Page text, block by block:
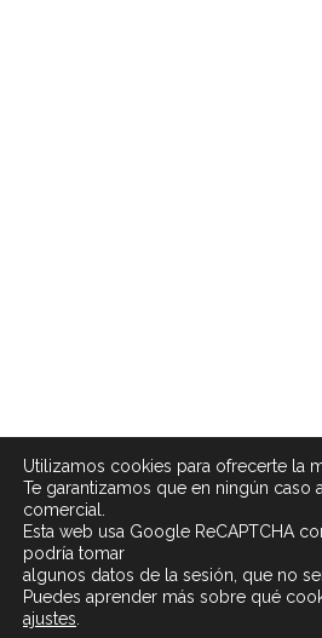
Utilizamos cookies para ofrecerte la
Te garantizamos que en ningún caso
comercial.
Esta web usa Google ReCAPTCHA
podría tomar
algunos datos de la sesión, que no
Puedes aprender más sobre qué
ajustes